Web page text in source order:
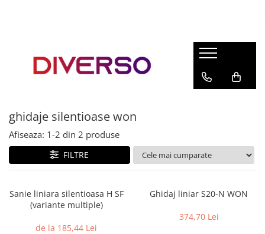
ASA
SILK
HIPS
PMMA
MULTIMATERIAL
ghidaje silentioase won
Afiseaza: 1-2 din 2 produse
FILTRE
Sanie liniara silentioasa H SF
(variante multiple)
de la 185,44 Lei
Ghidaj liniar S20-N WON
374,70 Lei